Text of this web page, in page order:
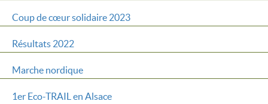
Coup de cœur solidaire 2023
Résultats 2022
Marche nordique
1er Eco-TRAIL en Alsace